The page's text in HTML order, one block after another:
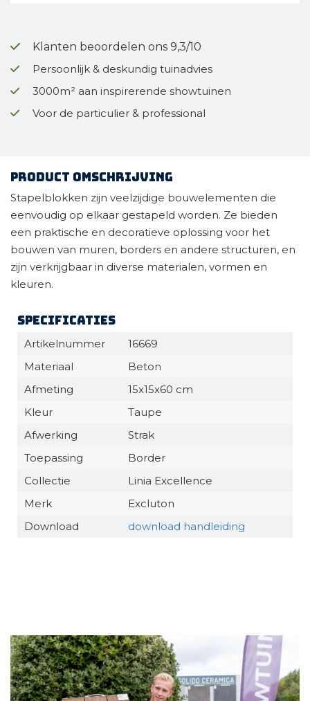
Klanten beoordelen ons 9,3/10
Persoonlijk & deskundig tuinadvies
3000m² aan inspirerende showtuinen
Voor de particulier & professional
Product omschrijving
Stapelblokken zijn veelzijdige bouwelementen die
eenvoudig op elkaar gestapeld worden. Ze bieden
een praktische en decoratieve oplossing voor het
bouwen van muren, borders en andere structuren, en
zijn verkrijgbaar in diverse materialen, vormen en
kleuren.
Specificaties
Artikelnummer
16669
Materiaal
Beton
Afmeting
15x15x60 cm
Kleur
Taupe
Afwerking
Strak
Toepassing
Border
Collectie
Linia Excellence
Merk
Excluton
Download
download handleiding